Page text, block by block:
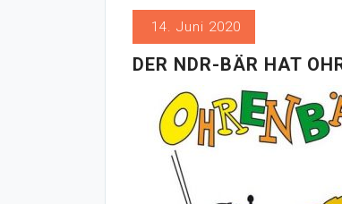
14. Juni 2020
DER NDR-BÄR HAT